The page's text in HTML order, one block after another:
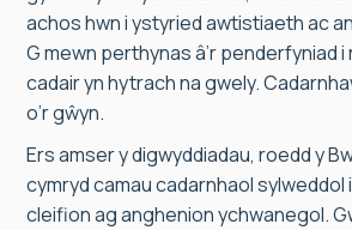
achos hwn i ystyried awtistiaeth ac
G mewn perthynas â’r penderfyniad
cadair yn hytrach na gwely.
o’r gŵyn.
Ers amser y digwyddiadau, roedd y
cymryd camau cadarnhaol sylweddol
cleifion ag anghenion ychwanegol.